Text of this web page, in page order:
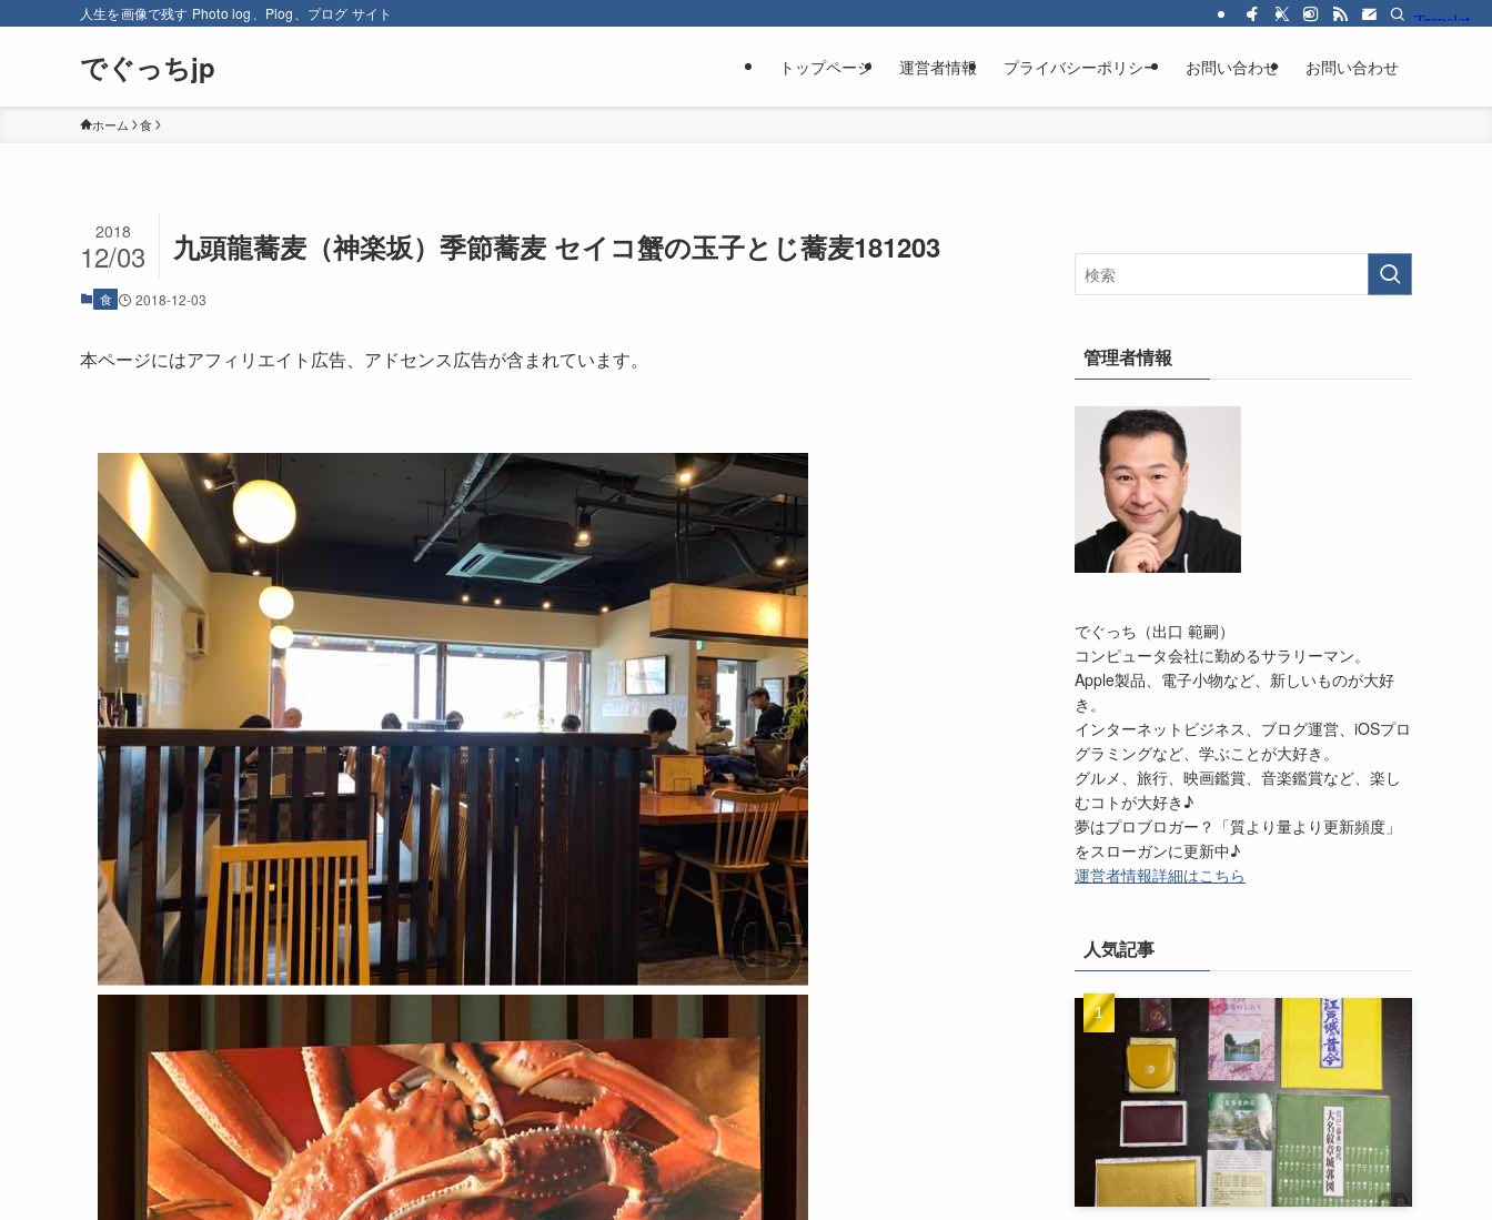
人生を画像で残す Photo log、Plog、プログ サイト
でぐっちjp トップページ 運営者情報 プライバシーポリシー お問い合わせ お問い合わせ
ホーム 食
九頭龍蕎麦（神楽坂）季節蕎麦 セイコ蟹の玉子とじ蕎麦181203
2018
12/03
食 2018-12-03
本ページにはアフィリエイト広告、アドセンス広告が含まれています。 管理者情報
でぐっち（出口 範嗣）
コンピュータ会社に勤めるサラリーマン。
Apple製品、電子小物など、新しいものが大好
き。
インターネットビジネス、ブログ運営、iOSプロ
グラミングなど、学ぶことが大好き。
グルメ、旅行、映画鑑賞、音楽鑑賞など、楽し
むコトが大好き♪
夢はプロブロガー？「質より量より更新頻度」
をスローガンに更新中♪
運営者情報詳細はこちら
人気記事